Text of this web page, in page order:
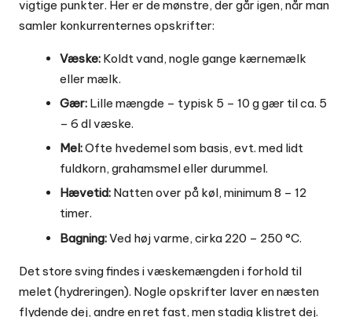
vigtige punkter. Her er de mønstre, der går igen, når man
samler konkurrenternes opskrifter:
Væske: Koldt vand, nogle gange kærnemælk
eller mælk.
Gær: Lille mængde – typisk 5 – 10 g gær til ca. 5
– 6 dl væske.
Mel:Ofte hvedemel som basis, evt. med lidt
fuldkorn, grahamsmel eller durummel.
Hævetid: Natten over på køl, minimum 8 – 12
timer.
Bagning:Ved høj varme, cirka 220 – 250 °C.
Det store sving findes i væskemængden i forhold til
melet (hydreringen). Nogle opskrifter laver en næsten
flydende dej, andre en ret fast, men stadig klistret dej.